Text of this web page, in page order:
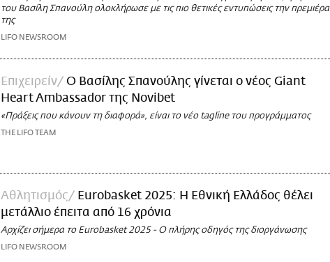
του Βασίλη Σπανούλη ολοκλήρωσε με τις πιο θετικές εντυπώσεις την πρεμιέρα
της
LIFO NEWSROOM
Επιχειρείν
Ο Βασίλης Σπανούλης γίνεται ο νέος Giant
Heart Ambassador της Novibet
«Πράξεις που κάνουν τη διαφορά», είναι το νέο tagline του προγράμματος
THE LIFO TEAM
Αθλητισμός
Eurobasket 2025: Η Εθνική Ελλάδος θέλει
μετάλλιο έπειτα από 16 χρόνια
Αρχίζει σήμερα το Eurobasket 2025 - Ο πλήρης οδηγός της διοργάνωσης
LIFO NEWSROOM